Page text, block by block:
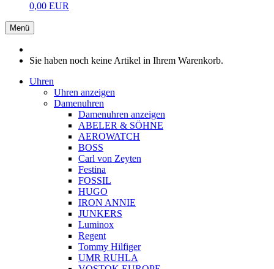
0,00 EUR
Menü
Sie haben noch keine Artikel in Ihrem Warenkorb.
Uhren
Uhren anzeigen
Damenuhren
Damenuhren anzeigen
ABELER & SÖHNE
AEROWATCH
BOSS
Carl von Zeyten
Festina
FOSSIL
HUGO
IRON ANNIE
JUNKERS
Luminox
Regent
Tommy Hilfiger
UMR RUHLA